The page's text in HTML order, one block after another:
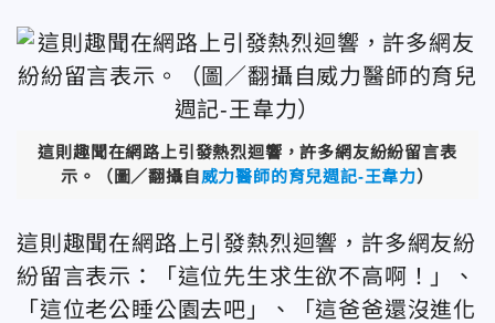
這則趣聞在網路上引發熱烈迴響，許多網友紛紛留言表
示。（圖／翻攝自威力醫師的育兒週記-王韋力）
這則趣聞在網路上引發熱烈迴響，許多網友紛
紛留言表示：「這位先生求生欲不高啊！」、
「這位老公睡公園去吧」、「這爸爸還沒進化